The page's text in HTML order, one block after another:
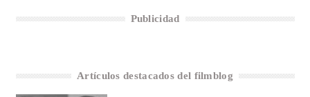
Publicidad
Artículos destacados del filmblog